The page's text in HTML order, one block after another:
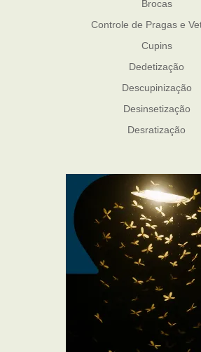
Brocas
Controle de Pragas e
Cupins
Dedetização
Descupinização
Desinsetização
Desratização
Mosquito Mist
Mosquitos
Percevejo de Cama
Pulgas e
Ratos
Sanitização
Traças